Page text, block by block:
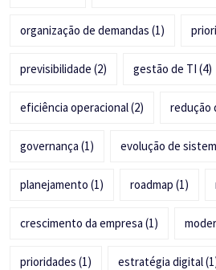
organização de demandas (1)
previsibilidade (2) gestão de TI (4)
eficiência operacional(2) redução
governança (1) evolução de
planejamento (1) roadmap (1)
crescimento da empresa (1)
prioridades (1) estratégia digital